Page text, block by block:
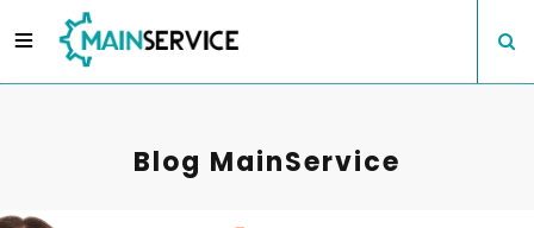
Blog MainService